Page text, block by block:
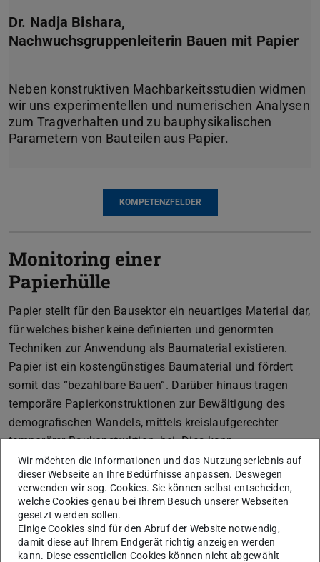
Dr. Nadja Bishara,
Nachwuchsgruppenleiterin Bauen mit Papier
Neben konstruktiven Machbarkeitsstudien widmen
wir uns experimentellen und numerischen Analysen
zum Tragverhalten und zu bauphysikalischen
KOMPETENZFELDER
Monitoring einer
Papierhülle
Papier stellt für den Bausektor ein neuartiges Material dar,
für welches bisher keine definierten und genormten
Techniken zur Anwendung als Baumaterial existieren.
Papier ist ein kostengünstiges Baumaterial und fördert
somit das “bezahlbare Bauen”. Darüber hinaus tragen
temporäre Papierkonstruktionen zur Bewältigung des
demografischen Wandels, mittels kreislaufgerechter
temporärer Baukonstruktion, bei. Dies kann
beispielsweise durch das Schließen temporärer
Baulücken, die Erweiterung von Gebäuden, also die
Schaffung temporären Wohnraums oder auch temporärer
Arbeitsplätze, erfolgen. Zur Bestimmung der
Dauerhaftigkeit von Papierkonstruktionen ist vor allem
der Einfluss von verschiedenen Luftfeuchtigkeiten und
Wir möchten die Informationen und das Nutzungserlebnis auf
dieser Webseite an Ihre Bedürfnisse anpassen. Deswegen
verwenden wir sog. Cookies. Sie können selbst entscheiden,
welche Cookies genau bei Ihrem Besuch unserer Webseiten
gesetzt werden sollen.
Einige Cookies sind für den Abruf der Website notwendig,
damit diese auf Ihrem Endgerät richtig anzeigen werden
kann. Diese essentiellen Cookies können nicht abgewählt